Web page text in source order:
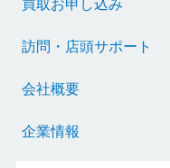
買取お申し込み
訪問・店頭サポート
会社概要
企業情報